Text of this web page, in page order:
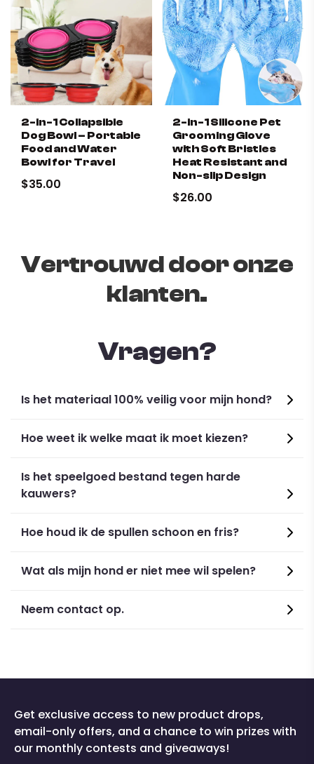
2-in-1 Collapsible
Dog Bowl – Portable
Food and Water
Bowl for Travel
$35.00
2-in-1 Silicone Pet
Grooming Glove
with Soft Bristles
Heat Resistant and
Non-slip Design
$26.00
Vertrouwd door onze
klanten.
Vragen?
Is het materiaal 100% veilig voor mijn hond?
Hoe weet ik welke maat ik moet kiezen?
Is het speelgoed bestand tegen harde
kauwers?
Hoe houd ik de spullen schoon en fris?
Wat als mijn hond er niet mee wil spelen?
Neem contact op.
Get exclusive access to new product drops,
email-only offers, and a chance to win prizes with
our monthly contests and giveaways!